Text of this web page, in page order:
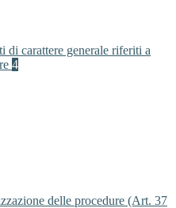
di carattere generale riferiti a
4
delle procedure (Art. 37